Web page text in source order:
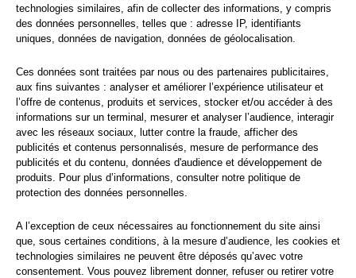
technologies similaires, afin de collecter des informations, y compris
des données personnelles, telles que : adresse IP, identifiants
uniques, données de navigation, données de géolocalisation.
Ces données sont traitées par nous ou des partenaires publicitaires,
aux fins suivantes : analyser et améliorer l’expérience utilisateur et
l’offre de contenus, produits et services, stocker et/ou accéder à des
informations sur un terminal, mesurer et analyser l’audience, interagir
avec les réseaux sociaux, lutter contre la fraude, afficher des
publicités et contenus personnalisés, mesure de performance des
publicités et du contenu, données d'audience et développement de
produits. Pour plus d’informations, consulter notre politique de
protection des données personnelles.
A l’exception de ceux nécessaires au fonctionnement du site ainsi
que, sous certaines conditions, à la mesure d’audience, les cookies et
technologies similaires ne peuvent être déposés qu’avec votre
consentement. Vous pouvez librement donner, refuser ou retirer votre
© 2021 PREMIUM ENERGY FRANCE
CGU|Mentions légales |Politique de vie privée